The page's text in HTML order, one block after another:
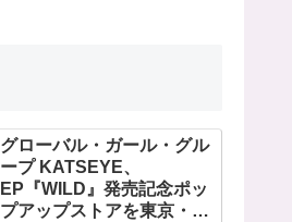
グローバル・ガール・グル
ープ KATSEYE、
EP『WILD』発売記念ポッ
プアップストアを東京・原